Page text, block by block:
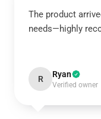
The product
needs—highly
R Ryan
Verified owner